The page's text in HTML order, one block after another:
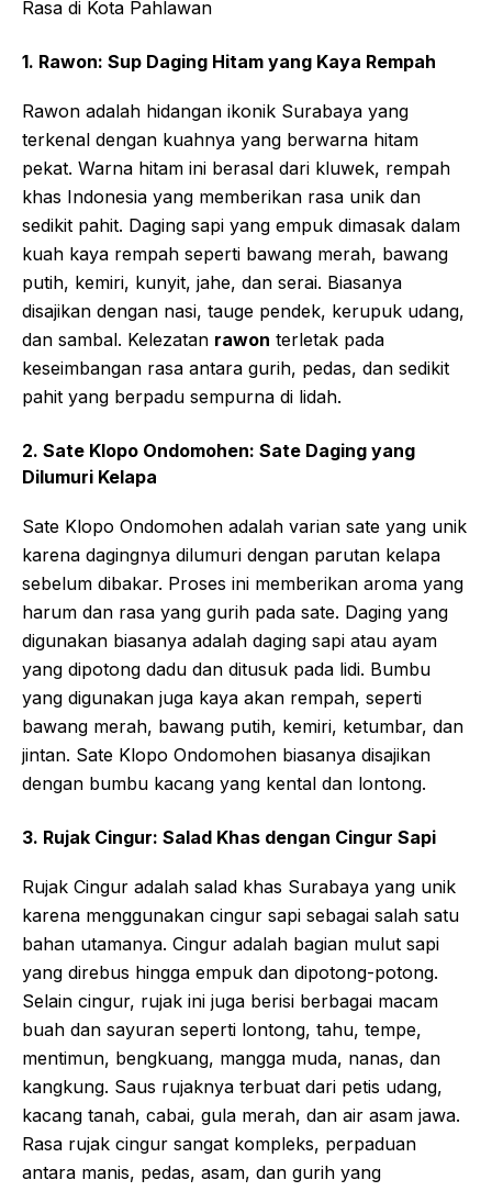
1. Rawon: Sup Daging Hitam yang Kaya Rempah
Rawon adalah hidangan ikonik Surabaya yang
terkenal dengan kuahnya yang berwarna hitam
pekat. Warna hitam ini berasal dari kluwek, rempah
khas Indonesia yang memberikan rasa unik dan
sedikit pahit. Daging sapi yang empuk dimasak dalam
kuah kaya rempah seperti bawang merah, bawang
putih, kemiri, kunyit, jahe, dan serai. Biasanya
disajikan dengan nasi, tauge pendek, kerupuk udang,
dan sambal. Kelezatan rawon terletak pada
keseimbangan rasa antara gurih, pedas, dan sedikit
pahit yang berpadu sempurna di lidah.
2. Sate Klopo Ondomohen: Sate Daging yang
Dilumuri Kelapa
Sate Klopo Ondomohen adalah varian sate yang unik
karena dagingnya dilumuri dengan parutan kelapa
sebelum dibakar. Proses ini memberikan aroma yang
harum dan rasa yang gurih pada sate. Daging yang
digunakan biasanya adalah daging sapi atau ayam
yang dipotong dadu dan ditusuk pada lidi. Bumbu
yang digunakan juga kaya akan rempah, seperti
bawang merah, bawang putih, kemiri, ketumbar, dan
jintan. Sate Klopo Ondomohen biasanya disajikan
dengan bumbu kacang yang kental dan lontong.
3. Rujak Cingur: Salad Khas dengan Cingur Sapi
Rujak Cingur adalah salad khas Surabaya yang unik
karena menggunakan cingur sapi sebagai salah satu
bahan utamanya. Cingur adalah bagian mulut sapi
yang direbus hingga empuk dan dipotong-potong.
Selain cingur, rujak ini juga berisi berbagai macam
buah dan sayuran seperti lontong, tahu, tempe,
mentimun, bengkuang, mangga muda, nanas, dan
kangkung. Saus rujaknya terbuat dari petis udang,
kacang tanah, cabai, gula merah, dan air asam jawa.
Rasa rujak cingur sangat kompleks, perpaduan
antara manis, pedas, asam, dan gurih yang